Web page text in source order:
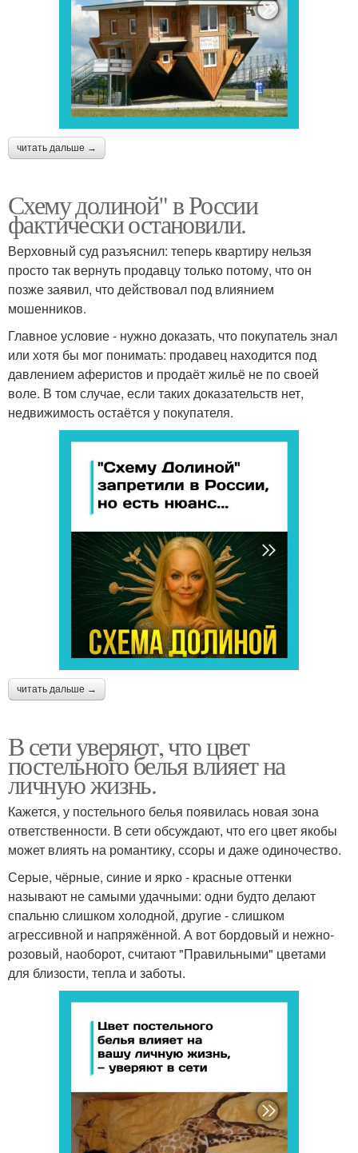
читать дальше →
Схему долиной" в России
фактически остановили.
Верховный суд разъяснил: теперь квартиру нельзя
просто так вернуть продавцу только потому, что он
позже заявил, что действовал под влиянием
мошенников.
Главное условие - нужно доказать, что покупатель знал
или хотя бы мог понимать: продавец находится под
давлением аферистов и продаёт жильё не по своей
воле. В том случае, если таких доказательств нет,
недвижимость остаётся у покупателя.
читать дальше →
В сети уверяют, что цвет
постельного белья влияет на
личную жизнь.
Кажется, у постельного белья появилась новая зона
ответственности. В сети обсуждают, что его цвет якобы
может влиять на романтику, ссоры и даже одиночество.
Серые, чёрные, синие и ярко - красные оттенки
называют не самыми удачными: одни будто делают
спальню слишком холодной, другие - слишком
агрессивной и напряжённой. А вот бордовый и нежно-
розовый, наоборот, считают "Правильными" цветами
для близости, тепла и заботы.